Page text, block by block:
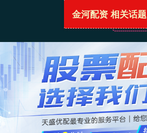
首页
金河配资 相关话题